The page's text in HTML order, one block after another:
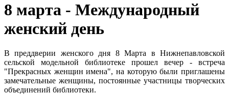
8 марта - Международный
женский день
В преддверии женского дня 8 Марта в Нижнепавловской
сельской модельной библиотеке прошел вечер - встреча
"Прекрасных женщин имена", на которую были приглашены
замечательные женщины, постоянные участницы творческих
объединений библиотеки.